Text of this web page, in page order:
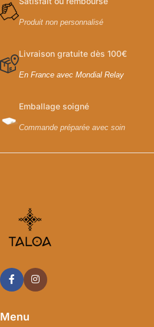
Produit non personnalisé
Livraison gratuite dès 100€
En France avec Mondial Relay
Emballage soigné
Commande préparée avec soin
Menu